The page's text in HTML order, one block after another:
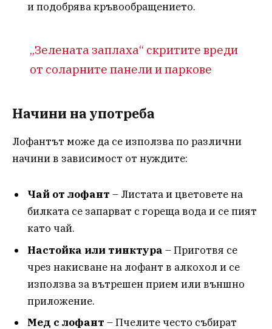
и подобрява кръвообращението.
„Зелената заплаха“ скритите вреди
от соларните панели и паркове
Начини на употреба
Лофантът може да се използва по различни
начини в зависимост от нуждите:
Чай от лофант – Листата и цветовете на
билката се запарват с гореща вода и се пият
като чай.
Настойка или тинктура – Приготвя се
чрез накисване на лофант в алкохол и се
използва за вътрешен прием или външно
приложение.
Мед с лофант – Пчелите често събират